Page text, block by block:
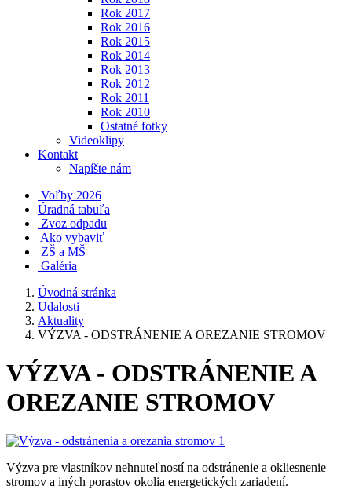
Rok 2017
Rok 2016
Rok 2015
Rok 2014
Rok 2013
Rok 2012
Rok 2011
Rok 2010
Ostatné fotky
Videoklipy
Kontakt
Napíšte nám
Voľby 2026
Úradná tabuľa
Zvoz odpadu
Ako vybaviť
ZŠ a MŠ
Galéria
Úvodná stránka
Udalosti
Aktuality
VÝZVA - ODSTRÁNENIE A OREZANIE STROMOV
VÝZVA - ODSTRÁNENIE A
OREZANIE STROMOV
Výzva pre vlastníkov nehnuteľností na odstránenie a okliesnenie
stromov a iných porastov okolia energetických zariadení.